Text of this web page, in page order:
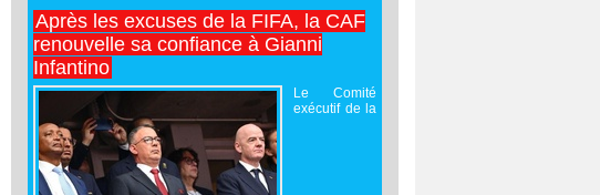
Après les excuses de la FIFA, la CAF
renouvelle sa confiance à Gianni
Infantino
Le Comité
exécutif de la